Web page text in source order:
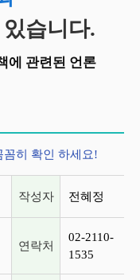
습니다.
에 관련된 언론
꼼히 확인 하세요!
작성자 전혜정
연락처
02-2110-
1535